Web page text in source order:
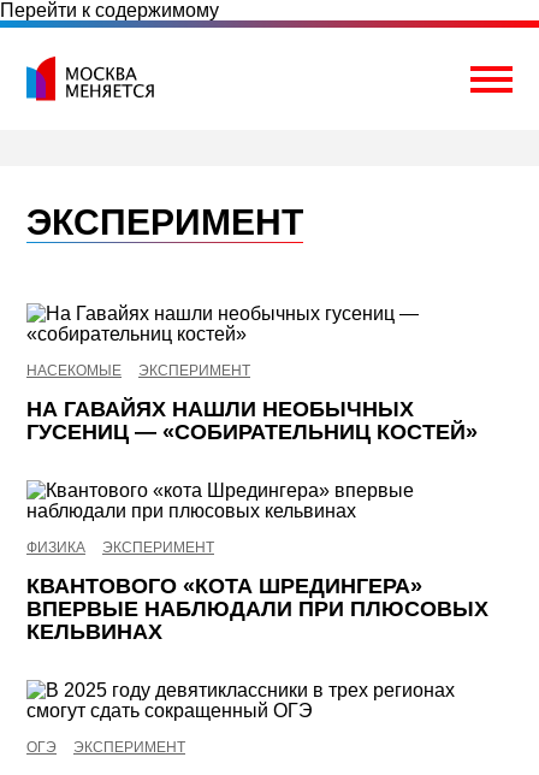
Перейти к содержимому
ЭКСПЕРИМЕНТ
НАСЕКОМЫЕ ЭКСПЕРИМЕНТ
НА ГАВАЙЯХ НАШЛИ НЕОБЫЧНЫХ
ГУСЕНИЦ — «СОБИРАТЕЛЬНИЦ КОСТЕЙ»
ФИЗИКА ЭКСПЕРИМЕНТ
КВАНТОВОГО «КОТА ШРЕДИНГЕРА»
ВПЕРВЫЕ НАБЛЮДАЛИ ПРИ ПЛЮСОВЫХ
КЕЛЬВИНАХ
ОГЭ ЭКСПЕРИМЕНТ